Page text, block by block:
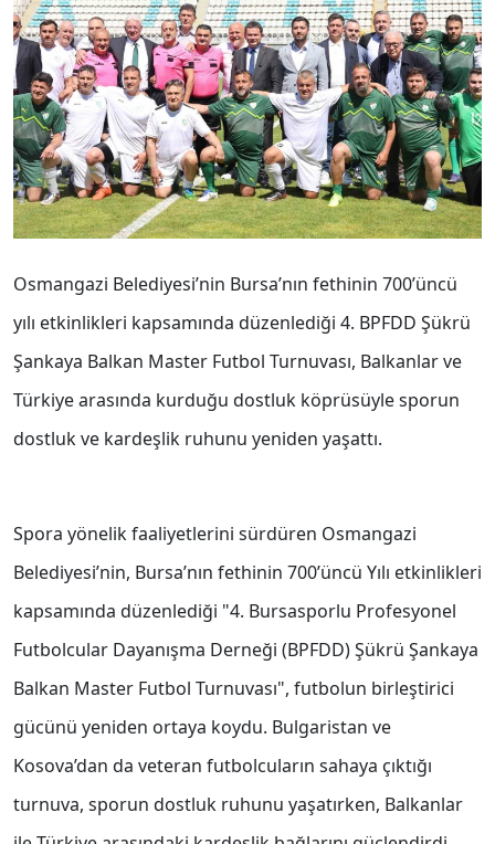
Osmangazi Belediyesi’nin Bursa’nın fethinin 700’üncü
yılı etkinlikleri kapsamında düzenlediği 4. BPFDD Şükrü
Şankaya Balkan Master Futbol Turnuvası, Balkanlar ve
Türkiye arasında kurduğu dostluk köprüsüyle sporun
dostluk ve kardeşlik ruhunu yeniden yaşattı.
Spora yönelik faaliyetlerini sürdüren Osmangazi
Belediyesi’nin, Bursa’nın fethinin 700’üncü Yılı etkinlikleri
kapsamında düzenlediği "4. Bursasporlu Profesyonel
Futbolcular Dayanışma Derneği (BPFDD) Şükrü Şankaya
Balkan Master Futbol Turnuvası", futbolun birleştirici
gücünü yeniden ortaya koydu. Bulgaristan ve
Kosova’dan da veteran futbolcuların sahaya çıktığı
turnuva, sporun dostluk ruhunu yaşatırken, Balkanlar